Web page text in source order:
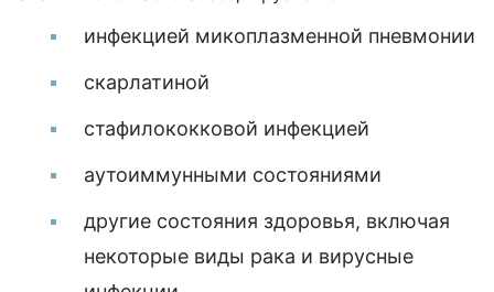
инфекцией микоплазменной пневмонии
скарлатиной
стафилококковой инфекцией
аутоиммунными состояниями
другие состояния здоровья, включая
некоторые виды рака и вирусные